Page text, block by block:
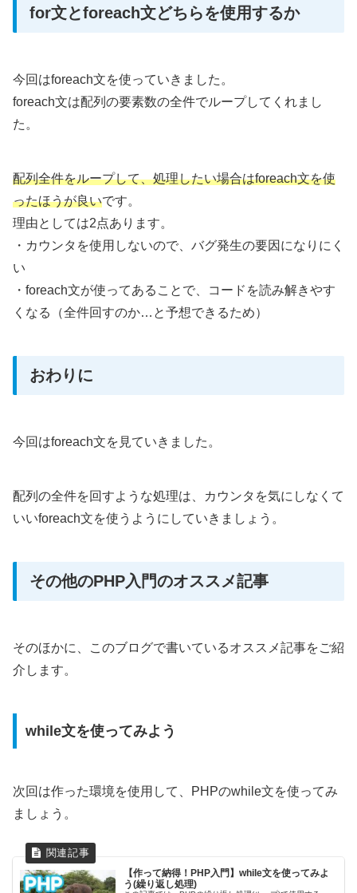
for文とforeach文どちらを使用するか
今回はforeach文を使っていきました。
foreach文は配列の要素数の全件でループしてくれまし
た。
配列全件をループして、処理したい場合はforeach文を使
ったほうが良いです。
理由としては2点あります。
・カウンタを使用しないので、バグ発生の要因になりにく
い
・foreach文が使ってあることで、コードを読み解きやす
くなる（全件回すのか…と予想できるため）
おわりに
今回はforeach文を見ていきました。
配列の全件を回すような処理は、カウンタを気にしなくて
いいforeach文を使うようにしていきましょう。
その他のPHP入門のオススメ記事
そのほかに、このブログで書いているオススメ記事をご紹
介します。
while文を使ってみよう
次回は作った環境を使用して、PHPのwhile文を使ってみ
ましょう。
【作って納得！PHP入門】while文を使ってみよ
う(繰り返し処理)